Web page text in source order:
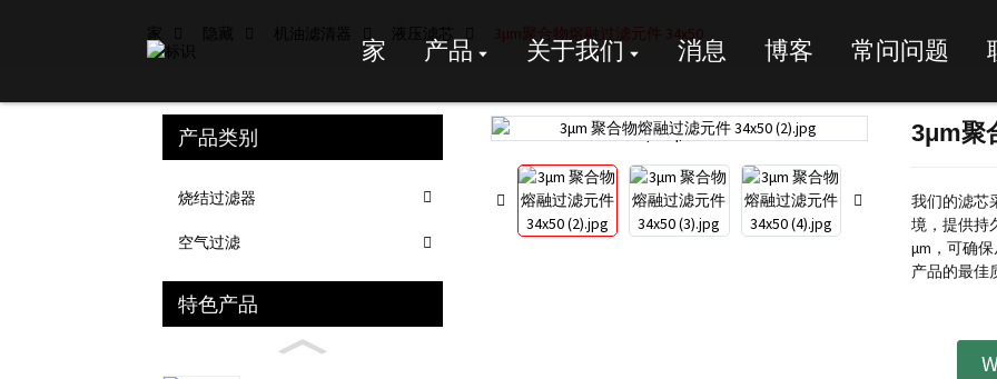
家 产品 关于我们 消息 博客 常问问题
家 隐藏 机油滤清器 液压滤芯 3μm聚合物熔融过滤元件 34x50
产品类别
烧结过滤器
空气过滤
特色产品
Loading...
Loading... Loading...
Loading... 3μm聚
我们的滤芯
境，提供持
μm，可确
产品的最佳